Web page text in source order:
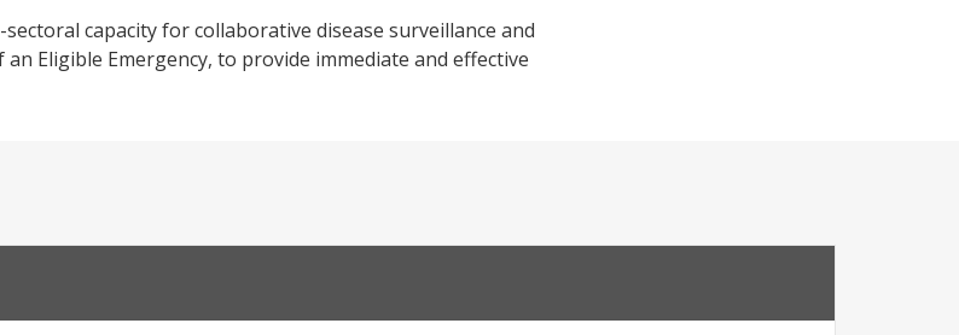
capacity for collaborative disease surveillance and
Eligible Emergency, to provide immediate and effective